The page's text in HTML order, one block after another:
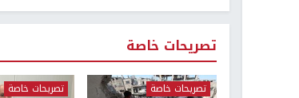
تصريحات خاصة
تصريحات خاصة تصريحات خاصة